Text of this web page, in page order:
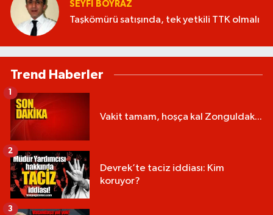
SEYFI BOYRAZ
Taşkömürü satışında, tek yetkili TTK olmalı
Trend Haberler
Vakit tamam, hoşça kal Zonguldak...
Devrek’te taciz iddiası: Kim
koruyor?
2
3